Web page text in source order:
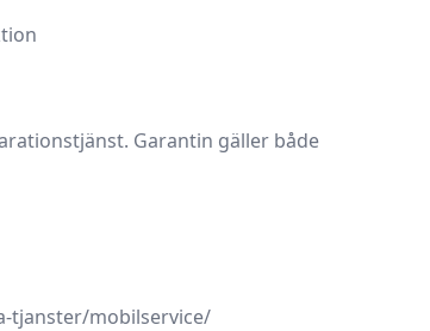
. Garantin gäller både
tjanster/mobilservice/